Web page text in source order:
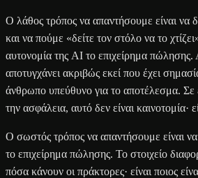
Ο λάθος τρόπος να απαντήσουμε είναι να
και να πούμε «δείτε τον στόλο να το
αυτονομία της AI το επιχείρημα
αποτυγχάνει ακριβώς εκεί που έχει
άνθρωπο υπεύθυνο για το αποτέλεσμα. Σε
την ασφάλεια, αυτό δεν είναι καινοτομία·
Ο σωστός τρόπος να απαντήσουμε είναι
το επιχείρημα πώλησης. Το στοιχείο
πόσα κάνουν οι πράκτορες· είναι ποιος